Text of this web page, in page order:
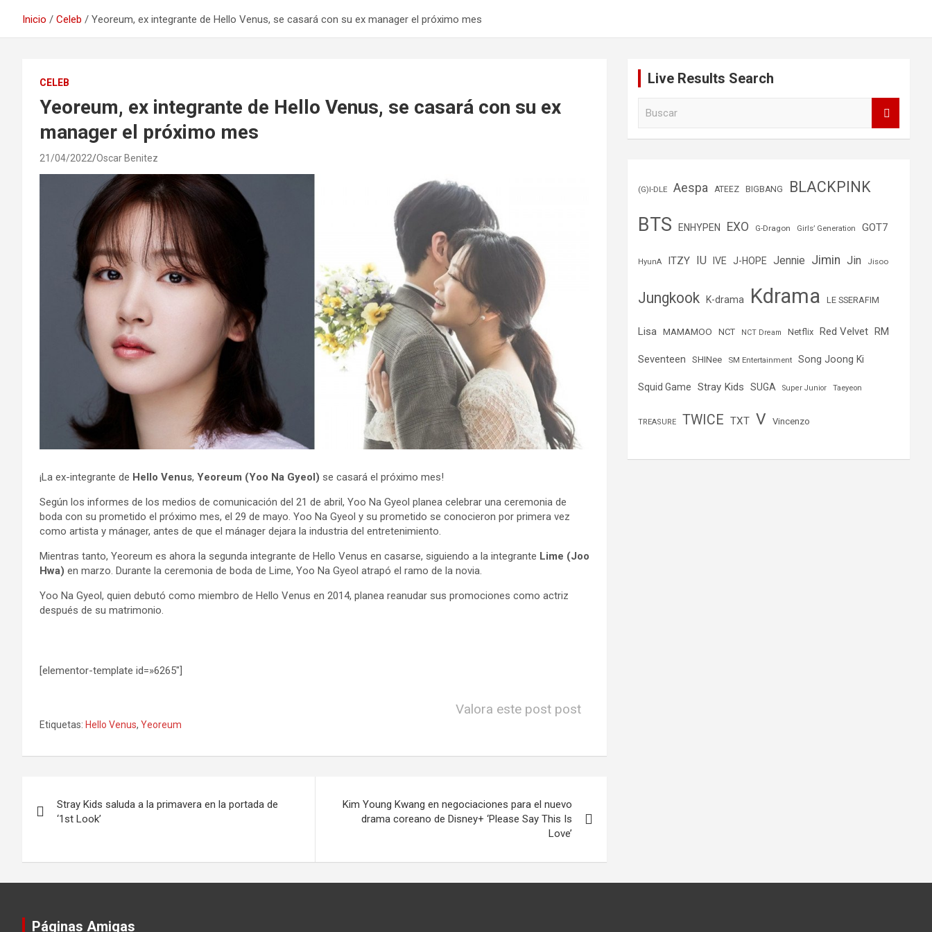
Inicio Celeb Yeoreum, ex integrante de Hello Venus, se casará con su ex manager el próximo mes
CELEB
Yeoreum, ex integrante de Hello Venus, se casará con su ex
manager el próximo mes
21/04/2022 Oscar Benitez
¡La ex-integrante de Hello Venus, Yeoreum (Yoo Na Gyeol) se casará el próximo mes!
Según los informes de los medios de comunicación del 21 de abril, Yoo Na Gyeol planea celebrar una ceremonia de
boda con su prometido el próximo mes, el 29 de mayo. Yoo Na Gyeol y su prometido se conocieron por primera vez
como artista y mánager, antes de que el mánager dejara la industria del entretenimiento.
Mientras tanto, Yeoreum es ahora la segunda integrante de Hello Venus en casarse, siguiendo a la integrante Lime (Joo
Hwa) en marzo. Durante la ceremonia de boda de Lime, Yoo Na Gyeol atrapó el ramo de la novia.
Yoo Na Gyeol, quien debutó como miembro de Hello Venus en 2014, planea reanudar sus promociones como actriz
después de su matrimonio.
[elementor-template id=»6265″]
Valora este post post
Etiquetas: Hello Venus, Yeoreum
de
Stray Kids saluda a la primavera en la portada de
‘1st Look’
Kim Young Kwang en negociaciones para el nuevo
drama coreano de Disney+ ‘Please Say This Is
Love’
Live Results Search
(G)I-DLE Aespa ATEEZ BIGBANG BLACKPINK
BTS ENHYPEN EXO G-Dragon Girls’ Generation GOT7
HyunA ITZY IU IVE J-HOPE Jennie Jimin Jin Jisoo
Jungkook K-drama Kdrama LE SSERAFIM
Lisa MAMAMOO NCT NCT Dream Netflix Red Velvet RM
Seventeen SHINee SM Entertainment Song Joong Ki
Squid Game Stray Kids SUGA Super Junior Taeyeon
TREASURE TWICE TXT V Vincenzo
Páginas Amigas